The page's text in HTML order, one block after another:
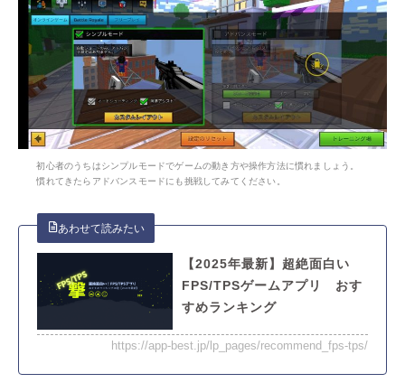
初心者のうちはシンプルモードでゲームの動き方や操作方法に慣れましょう。
慣れてきたらアドバンスモードにも挑戦してみてください。
【2025年最新】超絶面白い
FPS/TPSゲームアプリ おす
すめランキング
https://app-best.jp/lp_pages/recommend_fps-tps/